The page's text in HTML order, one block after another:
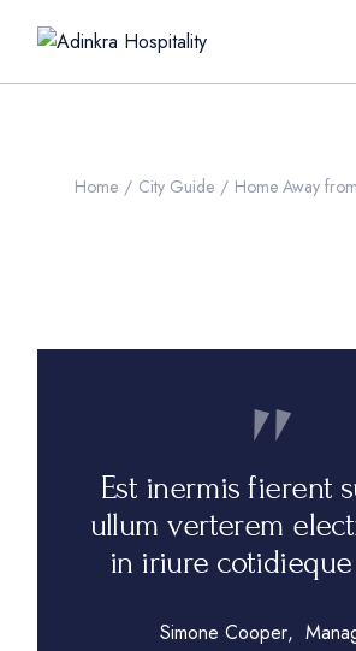
Home City Guide Home Away
Est inermis fierent
ullum verterem
in iriure
Simone Cooper